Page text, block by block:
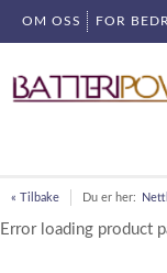
OM OSS FOR
« Tilbake Du er her:
Error loading product